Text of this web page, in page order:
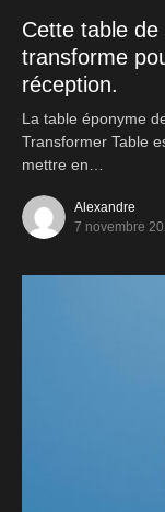
Cette table
transforme
réception.
La table éponyme
Transformer Table
mettre en…
Alexandre
7 novembre